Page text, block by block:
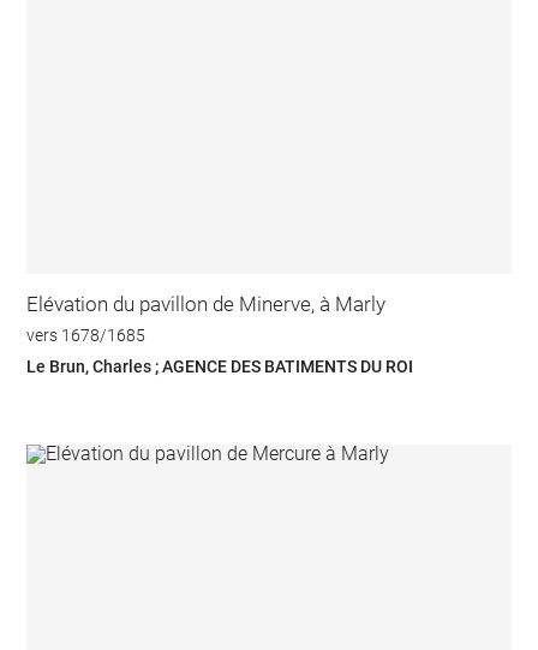
Elévation du pavillon de Minerve, à Marly
vers 1678/1685
Le Brun, Charles ; AGENCE DES BATIMENTS DU ROI